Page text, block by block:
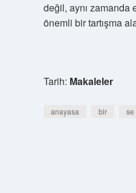
değil, aynı zamanda
önemli bir tartışma
Tarih: Makaleler
anayasa bir se